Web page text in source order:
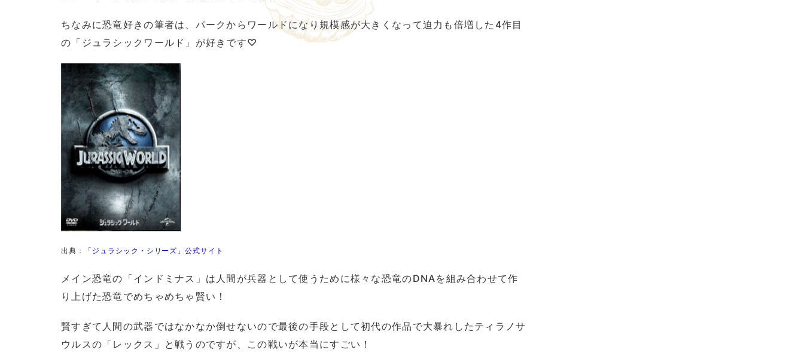
ちなみに恐竜好きの筆者は、パークからワールドになり規模感が大きくなって迫力も倍増した4作目
の「ジュラシックワールド」が好きです♡
出典： 「ジュラシック・シリーズ」公式サイト
メイン恐竜の「インドミナス」は人間が兵器として使うために様々な恐竜のDNAを組み合わせて作
り上げた恐竜でめちゃめちゃ賢い！
賢すぎて人間の武器ではなかなか倒せないので最後の手段として初代の作品で大暴れしたティラノサ
ウルスの「レックス」と戦うのですが、この戦いが本当にすごい！